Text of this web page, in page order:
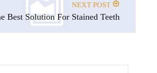
NEXT POST
Best Solution For Stained Teeth